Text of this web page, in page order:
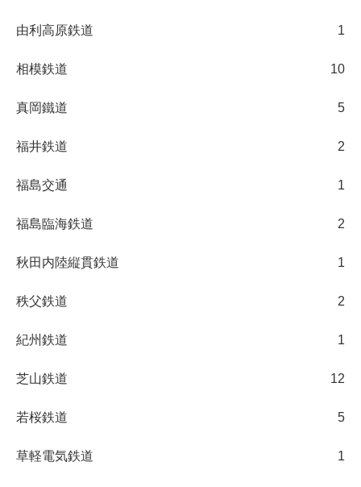
由利高原鉄道 1
相模鉄道 10
真岡鐵道 5
福井鉄道 2
福島交通 1
福島臨海鉄道 2
秋田内陸縦貫鉄道 1
秩父鉄道 2
紀州鉄道 1
芝山鉄道 12
若桜鉄道 5
草軽電気鉄道 1